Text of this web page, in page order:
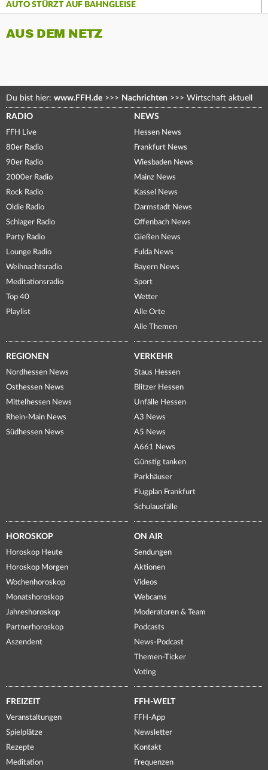
AUTO STÜRZT AUF BAHNGLEISE
AUS DEM NETZ
Du bist hier: www.FFH.de >>> Nachrichten >>> Wirtschaft aktuell
RADIO
FFH Live
80er Radio
90er Radio
2000er Radio
Rock Radio
Oldie Radio
Schlager Radio
Party Radio
Lounge Radio
Weihnachtsradio
Meditationsradio
Top 40
Playlist
NEWS
Hessen News
Frankfurt News
Wiesbaden News
Mainz News
Kassel News
Darmstadt News
Offenbach News
Gießen News
Fulda News
Bayern News
Sport
Wetter
Alle Orte
Alle Themen
REGIONEN
Nordhessen News
Osthessen News
Mittelhessen News
Rhein-Main News
Südhessen News
VERKEHR
Staus Hessen
Blitzer Hessen
Unfälle Hessen
A3 News
A5 News
A661 News
Günstig tanken
Parkhäuser
Flugplan Frankfurt
Schulausfälle
HOROSKOP
Horoskop Heute
Horoskop Morgen
Wochenhoroskop
Monatshoroskop
Jahreshoroskop
Partnerhoroskop
Aszendent
ON AIR
Sendungen
Aktionen
Videos
Webcams
Moderatoren & Team
Podcasts
News-Podcast
Themen-Ticker
Voting
FREIZEIT
Veranstaltungen
Spielplätze
Rezepte
Meditation
FFH-WELT
FFH-App
Newsletter
Kontakt
Frequenzen